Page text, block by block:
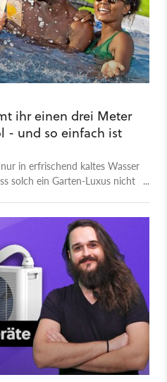
ihr einen drei Meter
- und so einfach ist
in erfrischend kaltes Wasser
solch ein Garten-Luxus nicht